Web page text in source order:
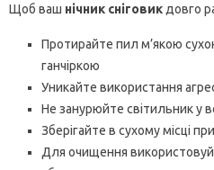
Щоб ваш нічник сніговик довго
Протирайте пил м’якою
ганчіркою
Уникайте використання
Не занурюйте світильник у
Зберігайте в сухому місці
Для очищення